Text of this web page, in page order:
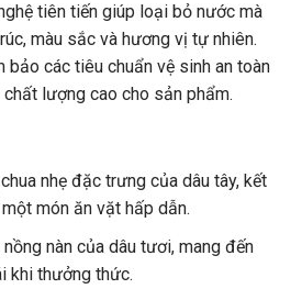
tiên tiến giúp loại bỏ nước mà
màu sắc và hương vị tự nhiên.
bảo các tiêu chuẩn vệ sinh an toàn
lượng cao cho sản phẩm.
nhẹ đặc trưng của dâu tây, kết
món ăn vặt hấp dẫn.
nồng nàn của dâu tươi, mang đến
khi thưởng thức.